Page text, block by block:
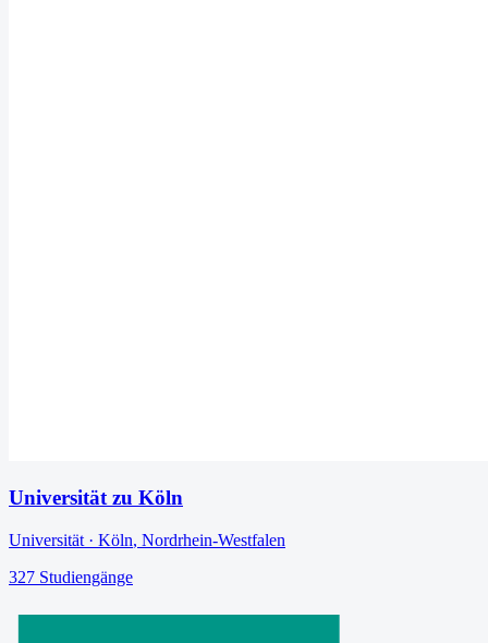
Universität zu Köln
Universität · Köln, Nordrhein-Westfalen
327 Studiengänge